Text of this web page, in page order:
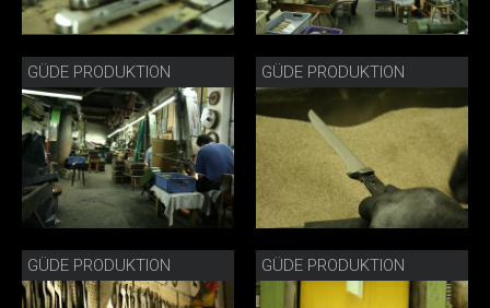
GÜDE PRODUKTION GÜDE PRODUKTION
GÜDE PRODUKTION GÜDE PRODUKTION